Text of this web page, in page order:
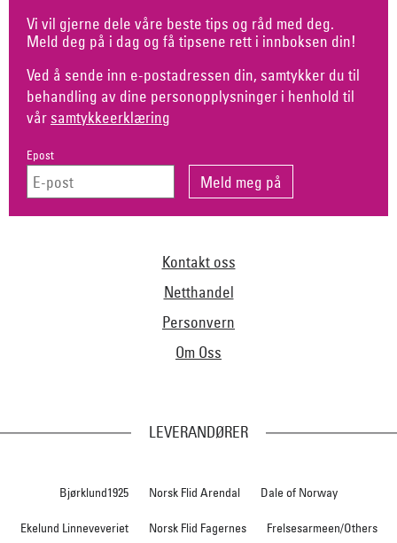
Vi vil gjerne dele våre beste tips og råd med deg.
Meld deg på i dag og få tipsene rett i innboksen din!
Ved å sende inn e-postadressen din, samtykker du til
behandling av dine personopplysninger i henhold til
vår samtykkeerklæring
Epost
Kontakt oss
Netthandel
Personvern
Om Oss
LEVERANDØRER
Bjørklund1925 Norsk Flid Arendal Dale of Norway
Ekelund Linneveveriet Norsk Flid Fagernes Frelsesarmeen/Others